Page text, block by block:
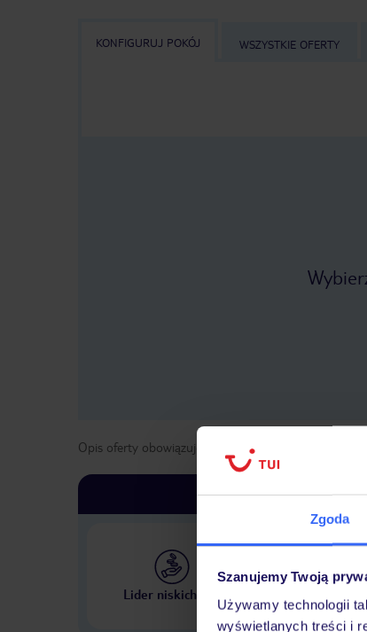
Zgoda
Szanujemy Twoją
Używamy technologii
wyświetlanych treści i
KONFIGURUJ POKÓJ WSZYSTKIE OFERTY
Opis oferty obowiązuje dla wyjazdów w terminie
Lider niskich cen
Największe biuro
w Polsce